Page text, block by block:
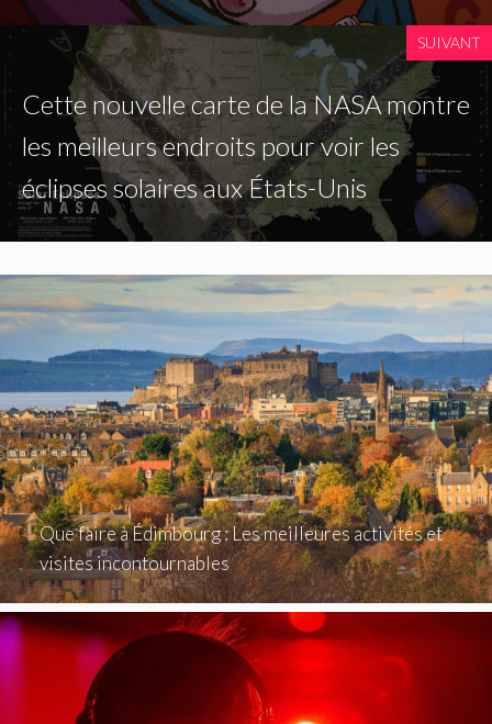
SUIVANT
Cette nouvelle carte de la NASA montre
les meilleurs endroits pour voir les
éclipses solaires aux États-Unis
Que faire à Édimbourg : Les meilleures activités et
visites incontournables